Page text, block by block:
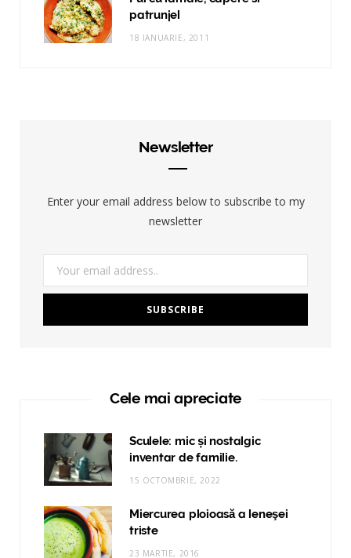
patrunjel
18 IANUARIE, 2011
Newsletter
Enter your email address below to subscribe to my
newsletter
Cele mai apreciate
Sculele: mic și nostalgic
inventar de familie.
15 OCTOMBRIE, 2022
Miercurea ploioasă a leneşei
triste
23 MARTIE, 2016